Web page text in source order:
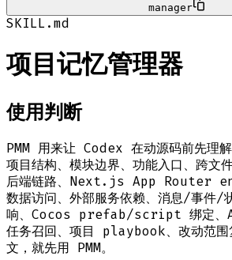
manager
SKILL.md
项目记忆管理器
使用判断
PMM 用来让 Codex 在动源码前先理
项目结构、模块边界、功能入口、跨文
后端链路、Next.js App Router
数据访问、外部服务依赖、消息/事件/
响、Cocos prefab/script 绑定、
任务召回、项目 playbook、改动范围
文，就先用 PMM。